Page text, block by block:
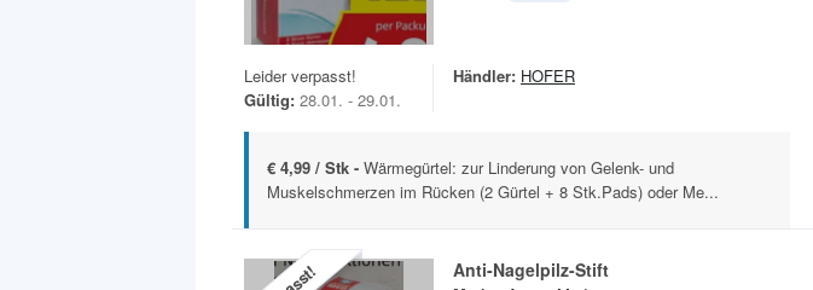
Leider verpasst!
Gültig: 28.01. - 29.01.
Händler: HOFER
€ 4,99 / Stk - Wärmegürtel: zur Linderung von Gelenk- und
Muskelschmerzen im Rücken (2 Gürtel + 8 Stk.Pads) oder Me...
Anti-Nagelpilz-Stift